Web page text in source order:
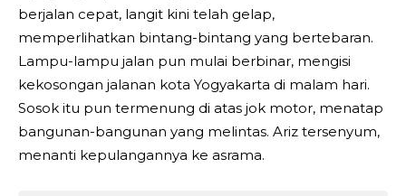
berjalan cepat, langit kini telah gelap,
memperlihatkan bintang-bintang yang bertebaran.
Lampu-lampu jalan pun mulai berbinar, mengisi
kekosongan jalanan kota Yogyakarta di malam hari.
Sosok itu pun termenung di atas jok motor, menatap
bangunan-bangunan yang melintas. Ariz tersenyum,
menanti kepulangannya ke asrama.